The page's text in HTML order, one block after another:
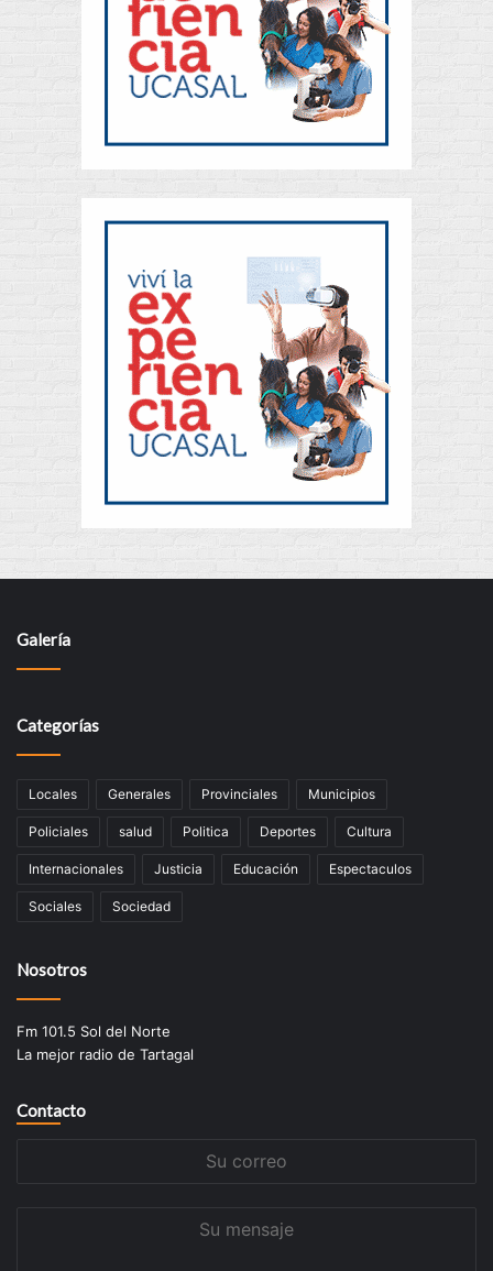
Galería
Categorías
Locales Generales Provinciales Municipios
Policiales salud Politica Deportes Cultura
Internacionales Justicia Educación Espectaculos
Sociales Sociedad
Nosotros
Fm 101.5 Sol del Norte
La mejor radio de Tartagal
Contacto